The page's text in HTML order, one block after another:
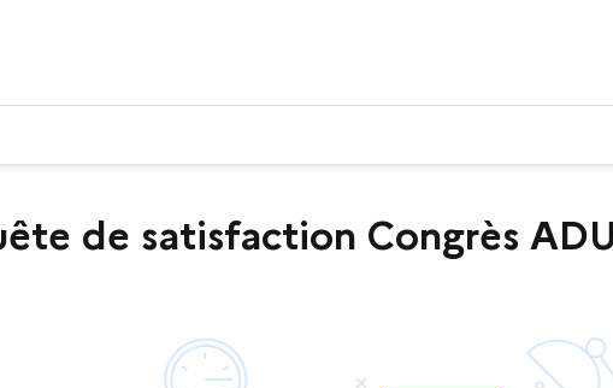
de satisfaction Congrès